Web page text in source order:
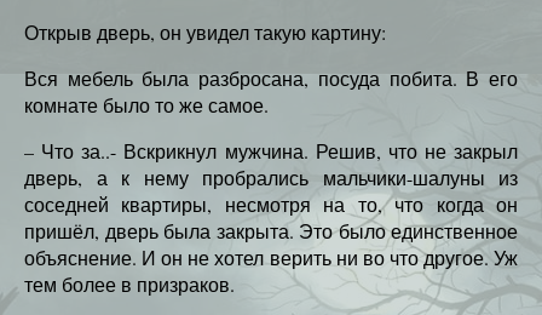
Открыв дверь, он увидел такую картину:
Вся мебель была разбросана, посуда побита. В его
комнате было то же самое.
– Что за..- Вскрикнул мужчина. Решив, что не закрыл
дверь, а к нему пробрались мальчики-шалуны из
соседней квартиры, несмотря на то, что когда он
пришёл, дверь была закрыта. Это было единственное
объяснение. И он не хотел верить ни во что другое. Уж
тем более в призраков.